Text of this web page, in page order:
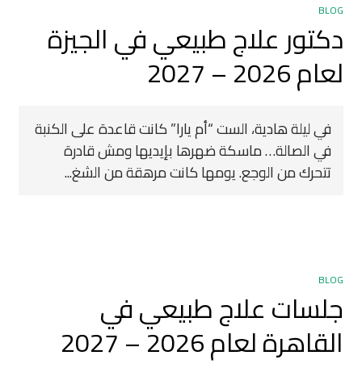
BLOG
دكتور علاج طبيعي في الجيزة
لعام 2026 – 2027
في ليلة هادية، الست “أم يارا” كانت قاعدة على الكنبة
في الصالة… ماسكة ضهرها بإيديها ومش قادرة
تتحرك من الوجع. يومها كانت مرهقة من الشغ...
BLOG
جلسات علاج طبيعي في
القاهرة لعام 2026 – 2027